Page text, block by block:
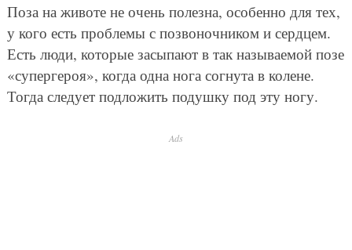
Поза на животе не очень полезна, особенно для тех,
у кого есть проблемы с позвоночником и сердцем.
Есть люди, которые засыпают в так называемой позе
«супергероя», когда одна нога согнута в колене.
Тогда следует подложить подушку под эту ногу.
Ads